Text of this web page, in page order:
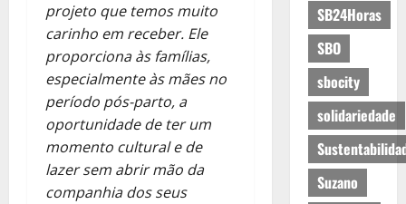
projeto que temos muito
carinho em receber. Ele
proporciona às famílias,
especialmente às mães no
período pós-parto, a
oportunidade de ter um
momento cultural e de
lazer sem abrir mão da
companhia dos seus
SB24Horas
SBO
sbocity
solidariedade
Suzano